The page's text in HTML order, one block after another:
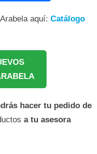
aquí: Catálogo
hacer tu pedido de
a tu asesora